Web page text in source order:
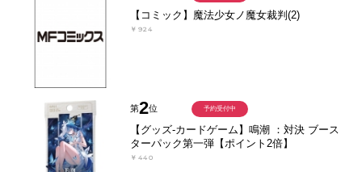
【コミック】魔法少女ノ魔女裁判(2)
￥924
第2位
【グッズ-カードゲーム】鳴潮 ：対決 ブース
ターパック第一弾【ポイント2倍】
￥440
予約受付中